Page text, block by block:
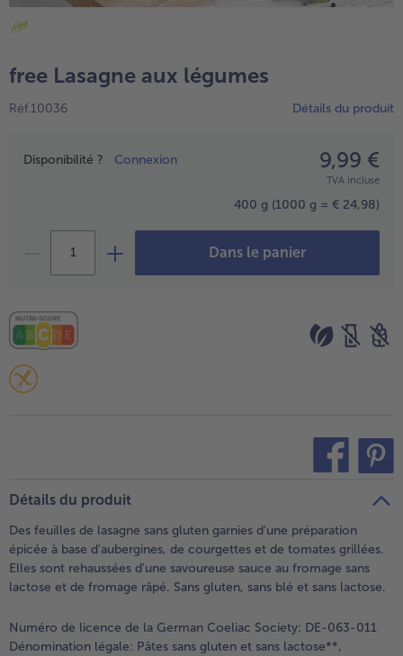
TousGâteaux & Tartes
TousHigh Protein
bofrost*plus.
Friteuse à air chaud
free Lasagne aux légumes
Réf.10036 Détails du produit
Prix
Disponibilité ? Connexion 9,99 €
TVA incluse
400 g (1000 g = € 24,98)
Dans le panier
Détails du produit
Des feuilles de lasagne sans gluten garnies d'une préparation
épicée à base d'aubergines, de courgettes et de tomates grillées.
Elles sont rehaussées d'une savoureuse sauce au fromage sans
lactose et de fromage râpé. Sans gluten, sans blé et sans lactose.
Numéro de licence de la German Coeliac Society: DE-063-011
Dénomination légale: Pâtes sans gluten et sans lactose**,